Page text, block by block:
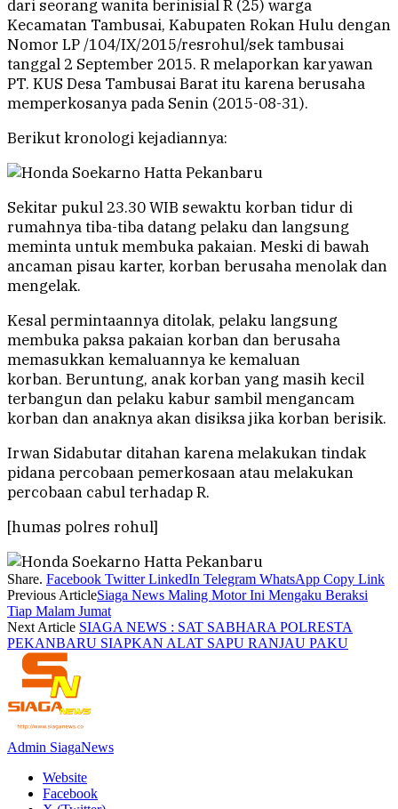
dari seorang wanita berinisial R (25) warga
Kecamatan Tambusai, Kabupaten Rokan Hulu dengan
Nomor LP /104/IX/2015/resrohul/sek tambusai
tanggal 2 September 2015. R melaporkan karyawan
PT. KUS Desa Tambusai Barat itu karena berusaha
memperkosanya pada Senin (2015-08-31).
Berikut kronologi kejadiannya:
Sekitar pukul 23.30 WIB sewaktu korban tidur di
rumahnya tiba-tiba datang pelaku dan langsung
meminta untuk membuka pakaian. Meski di bawah
ancaman pisau karter, korban berusaha menolak dan
mengelak.
Kesal permintaannya ditolak, pelaku langsung
membuka paksa pakaian korban dan berusaha
memasukkan kemaluannya ke kemaluan
korban. Beruntung, anak korban yang masih kecil
terbangun dan pelaku kabur sambil mengancam
korban dan anaknya akan disiksa jika korban berisik.
Irwan Sidabutar ditahan karena melakukan tindak
pidana percobaan pemerkosaan atau melakukan
percobaan cabul terhadap R.
[humas polres rohul]
Share. Facebook Twitter LinkedIn Telegram WhatsApp Copy Link
Previous ArticleSiaga News Maling Motor Ini Mengaku Beraksi
Tiap Malam Jumat
Next Article SIAGA NEWS : SAT SABHARA POLRESTA
PEKANBARU SIAPKAN ALAT SAPU RANJAU PAKU
Admin SiagaNews
Website
Facebook